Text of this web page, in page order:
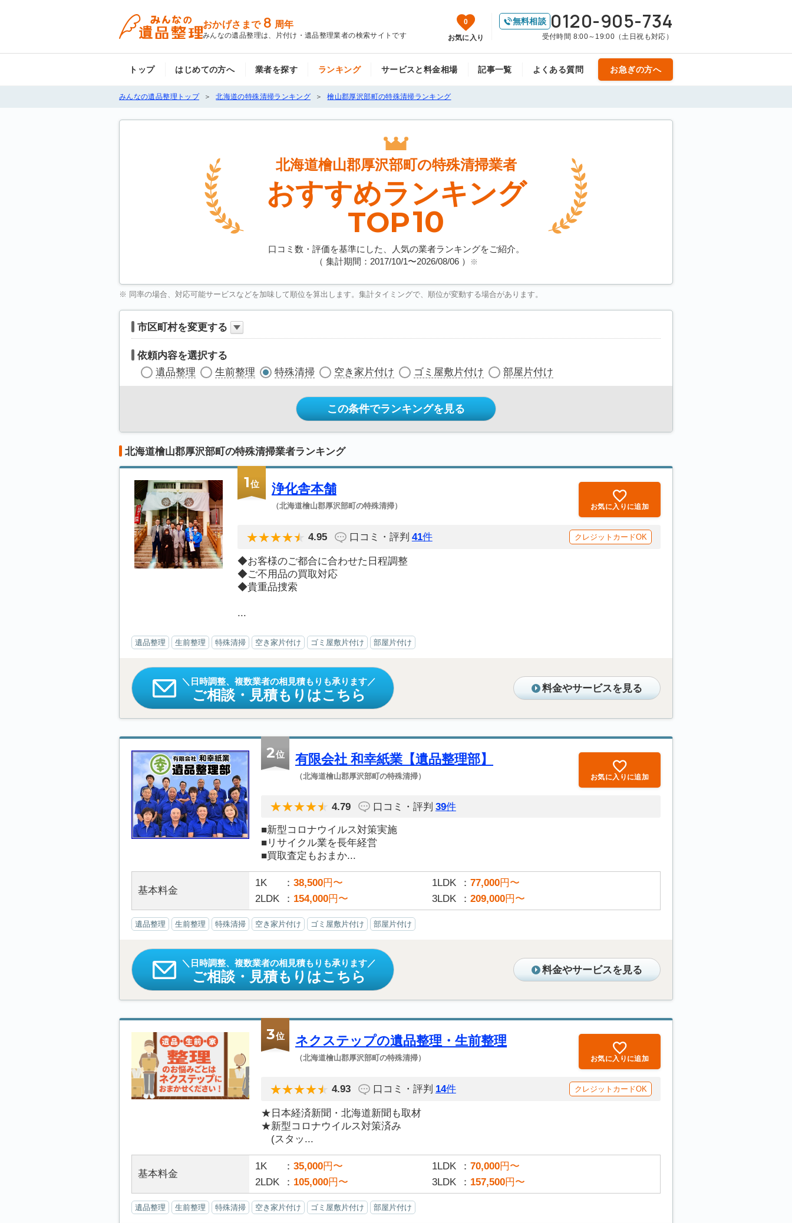
おかげさまで 8 周年
みんなの遺品整理は、片付け・遺品整理業者の検索サイトです
0
お気に入り
無料相談 0120-905-734
受付時間 8:00～19:00（土日祝も対応）
トップ はじめての方へ 業者を探す ランキング サービスと料金相場 記事一覧 よくある質問 お急ぎの方へ
みんなの遺品整理トップ 北海道の特殊清掃ランキング 檜山郡厚沢部町の特殊清掃ランキング
北海道檜山郡厚沢部町の特殊清掃業者
おすすめランキング
TOP10
口コミ数・評価を基準にした、人気の業者ランキングをご紹介。
（ 集計期間：2017/10/1〜2026/08/06） ※
※ 同率の場合、対応可能サービスなどを加味して順位を算出します。集計タイミングで、順位が変動する場合があります。
市区町村を変更する
依頼内容を選択する
遺品整理
生前整理 特殊清掃 空き家片付け ゴミ屋敷片付け 部屋片付け
この条件でランキングを見る
北海道檜山郡厚沢部町の特殊清掃業者ランキング
1位 浄化舎本舗
（北海道檜山郡厚沢部町の特殊清掃） お気に入りに追加
4.95 口コミ・評判 41件 クレジットカードOK
◆お客様のご都合に合わせた日程調整
◆ご不用品の買取対応
◆貴重品捜索
...
遺品整理 生前整理 特殊清掃 空き家片付け ゴミ屋敷片付け 部屋片付け
日時調整、複数業者の相見積もりも承ります
ご相談・見積もりはこちら 料金やサービスを見る
2位 有限会社 和幸紙業【遺品整理部】
（北海道檜山郡厚沢部町の特殊清掃） お気に入りに追加
4.79 口コミ・評判 39件
■新型コロナウイルス対策実施
■リサイクル業を長年経営
■買取査定もおまか...
基本料金
1K 38,500円〜 1LDK 77,000円〜
2LDK
154,000円〜 3LDK 209,000円〜
遺品整理 生前整理 特殊清掃 空き家片付け ゴミ屋敷片付け 部屋片付け
日時調整、複数業者の相見積もりも承ります
ご相談・見積もりはこちら 料金やサービスを見る
3位 ネクステップの遺品整理・生前整理
（北海道檜山郡厚沢部町の特殊清掃） お気に入りに追加
4.93 口コミ・評判 14件 クレジットカードOK
★日本経済新聞・北海道新聞も取材
★新型コロナウイルス対策済み
(スタッ...
基本料金
1K 35,000円〜 1LDK 70,000円〜
2LDK
105,000円〜 3LDK 157,500円〜
遺品整理 生前整理 特殊清掃 空き家片付け ゴミ屋敷片付け 部屋片付け